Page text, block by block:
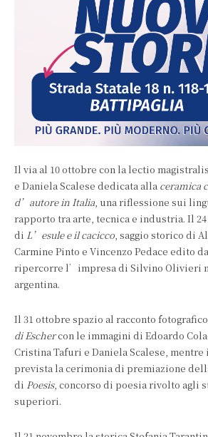
Il via al 10 ottobre con la lectio
e Daniela Scalese dedicata alla ceramica
d’autore in Italia, una riflessione sui
rapporto tra arte, tecnica e industria. Il
di L’esule e il cacicco, saggio storico di
Carmine Pinto e Vincenzo Pedace edito
ripercorre l’impresa di Silvino Olivieri
argentina.
Il 31 ottobre spazio al racconto fotografico
di Eschercon le immagini di Edoardo
Cristina Tafuri e Daniela Scalese, mentre
prevista la cerimonia di premiazione
di Poesis, concorso di poesia rivolto agli
superiori.